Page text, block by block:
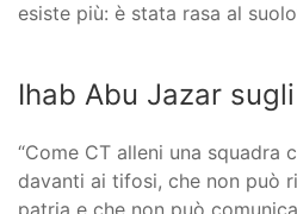
esiste più: è stata rasa al
Ihab Abu Jazar
“Come CT alleni una squadra
davanti ai tifosi, che non può
patria e che non può